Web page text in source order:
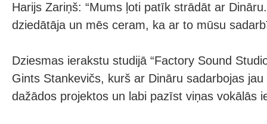
Harijs Zariņš: “Mums ļoti patīk strādāt ar
dziedātāja un mēs ceram, ka ar to mūsu
Dziesmas ierakstu studijā “Factory Sound
Gints Stankevičs, kurš ar Dināru sadarbojas
dažādos projektos un labi pazīst viņas vokālās